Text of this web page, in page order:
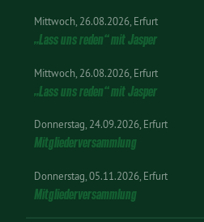
Mittwoch 26.08.2026 Erfurt
„Lass uns reden“ mit Jasper
Mittwoch 26.08.2026 Erfurt
„Lass uns reden“ mit Jasper
Donnerstag 24.09.2026 Erfurt
Mitgliederversammlung
Donnerstag 05.11.2026 Erfurt
Mitgliederversammlung